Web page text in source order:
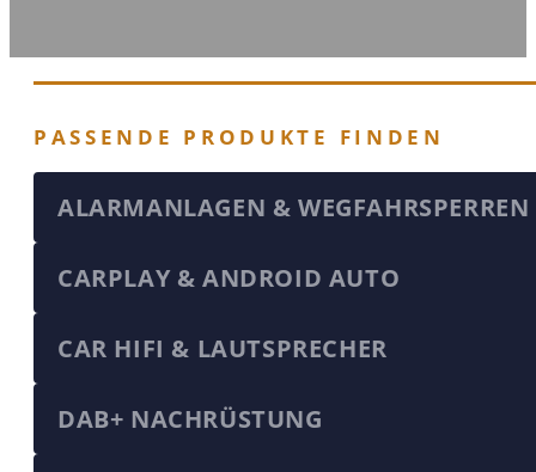
PASSENDE PRODUKTE FINDEN
ALARMANLAGEN & WEGFAHRSPERREN
CARPLAY & ANDROID AUTO
CAR HIFI & LAUTSPRECHER
DAB+ NACHRÜSTUNG